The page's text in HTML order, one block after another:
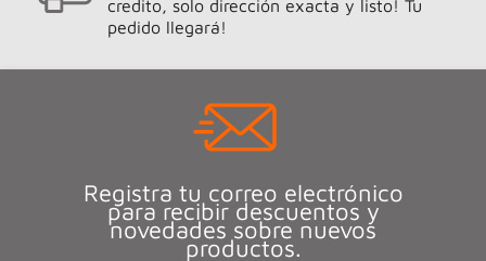
credito, solo dirección exacta y listo! Tu
pedido llegará!
Registra tu correo electrónico
para recibir descuentos y
novedades sobre nuevos
productos.